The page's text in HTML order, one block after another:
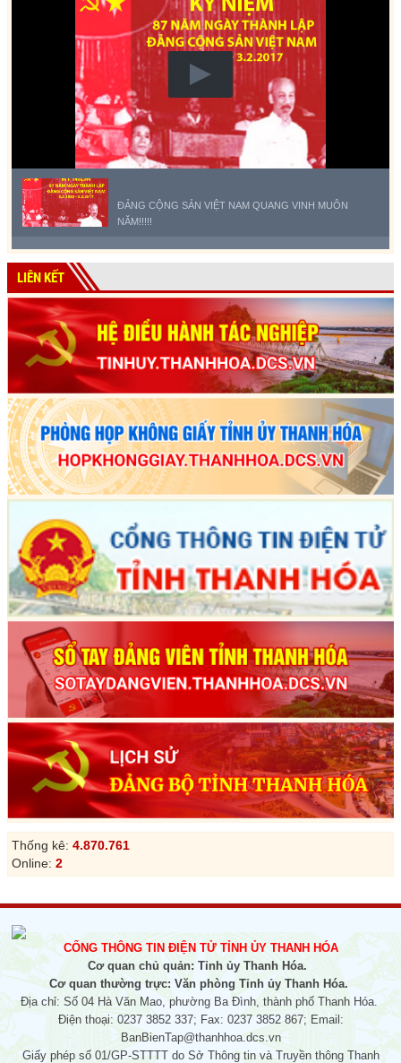
ĐẢNG CỘNG SẢN VIỆT NAM QUANG VINH MUÔN
NĂM!!!!!
LIÊN KẾT
Thống kê: 4.870.761
Online: 2
CỔNG THÔNG TIN ĐIỆN TỬ TỈNH ỦY THANH HÓA
Cơ quan chủ quản: Tỉnh ủy Thanh Hóa.
Cơ quan thường trực: Văn phòng Tỉnh ủy Thanh Hóa.
Địa chỉ: Số 04 Hà Văn Mao, phường Ba Đình, thành phố Thanh Hóa.
Điện thoại: 0237 3852 337; Fax: 0237 3852 867; Email:
BanBienTap@thanhhoa.dcs.vn
Giấy phép số 01/GP-STTTT do Sở Thông tin và Truyền thông Thanh